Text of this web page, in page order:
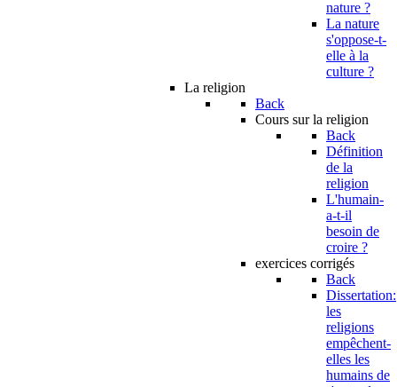
nature ?
La nature
s'oppose-t-
elle à la
culture ?
La religion
Back
Cours sur la religion
Back
Définition
de la
religion
L'humain-
a-t-il
besoin de
croire ?
exercices corrigés
Back
Dissertation:
les
religions
empêchent-
elles les
humains de